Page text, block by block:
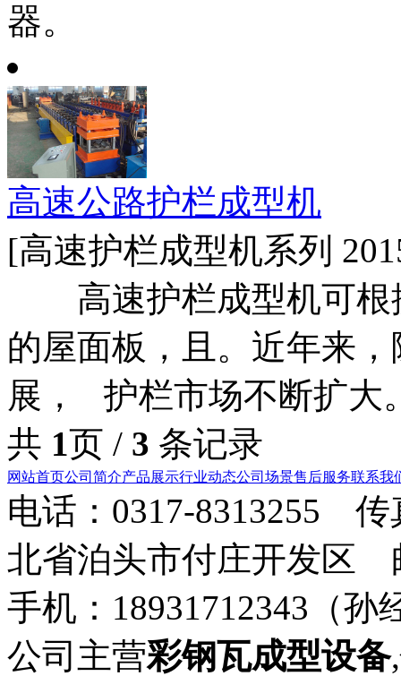
器。
高速公路护栏成型机
[高速护栏成型机系列
高速护栏成型机可根
的屋面板，且。近年来
展， 护栏市场不断扩大
共 1页 / 3 条记录
网站首页公司简介产品展示行业动态公司场景售后服务联系我
电话：0317-8313255
北省泊头市付庄开发区
手机：18931712343（孙
公司主营彩钢瓦成型设备,